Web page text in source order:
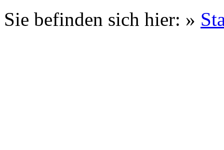
Sie befinden sich hier: »